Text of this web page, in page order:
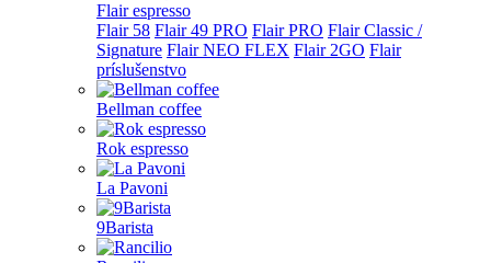
Flair espresso
Flair 58 Flair 49 PRO Flair PRO Flair Classic /
Signature Flair NEO FLEX Flair 2GO Flair
príslušenstvo
Bellman coffee
Rok espresso
La Pavoni
9Barista